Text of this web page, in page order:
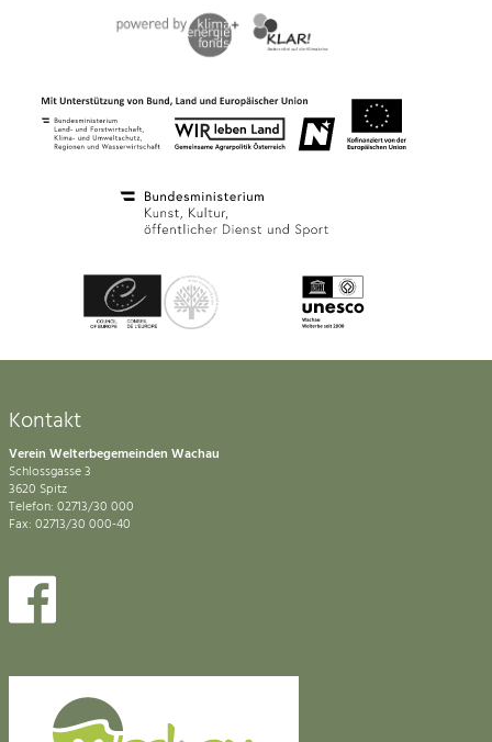
Kontakt
Verein Welterbegemeinden Wachau
Schlossgasse 3
3620 Spitz
Telefon: 02713/30 000
Fax: 02713/30 000-40